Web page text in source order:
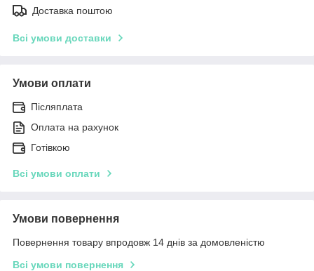
Доставка поштою
Всі умови доставки
Умови оплати
Післяплата
Оплата на рахунок
Готівкою
Всі умови оплати
Умови повернення
Повернення товару впродовж 14 днів за домовленістю
Всі умови повернення